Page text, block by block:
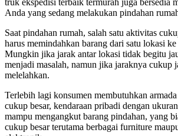
truk ekspedisi terbaik termurah juga bersedia
Anda yang sedang melakukan pindahan
Saat pindahan rumah, salah satu aktivitas
harus memindahkan barang dari satu lokasi
Mungkin jika jarak antar lokasi tidak begitu
menjadi masalah, namun jika jaraknya cukup
melelahkan.
Terlebih lagi konsumen membutuhkan
cukup besar, kendaraan pribadi dengan
mampu mengangkut barang pindahan, yang
cukup besar terutama berbagai furniture